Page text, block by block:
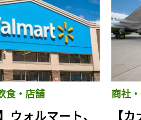
食・店舗
ウォルマート、
商社
【